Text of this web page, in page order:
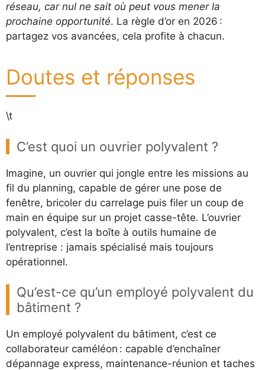
réseau, car nul ne sait où peut vous mener la
prochaine opportunité. La règle d’or en 2026 :
partagez vos avancées, cela profite à chacun.
Doutes et réponses
\t
C’est quoi un ouvrier polyvalent ?
Imagine, un ouvrier qui jongle entre les missions au
fil du planning, capable de gérer une pose de
fenêtre, bricoler du carrelage puis filer un coup de
main en équipe sur un projet casse-tête. L’ouvrier
polyvalent, c’est la boîte à outils humaine de
l’entreprise : jamais spécialisé mais toujours
opérationnel.
Qu’est-ce qu’un employé polyvalent du
bâtiment ?
Un employé polyvalent du bâtiment, c’est ce
collaborateur caméléon : capable d’enchaîner
dépannage express, maintenance-réunion et taches